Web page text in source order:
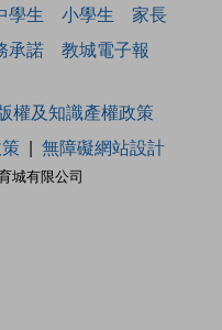
學生 小學生
家長
承諾 教城電子報
城有限公司
權及知識產權政策
無障礙網站設計